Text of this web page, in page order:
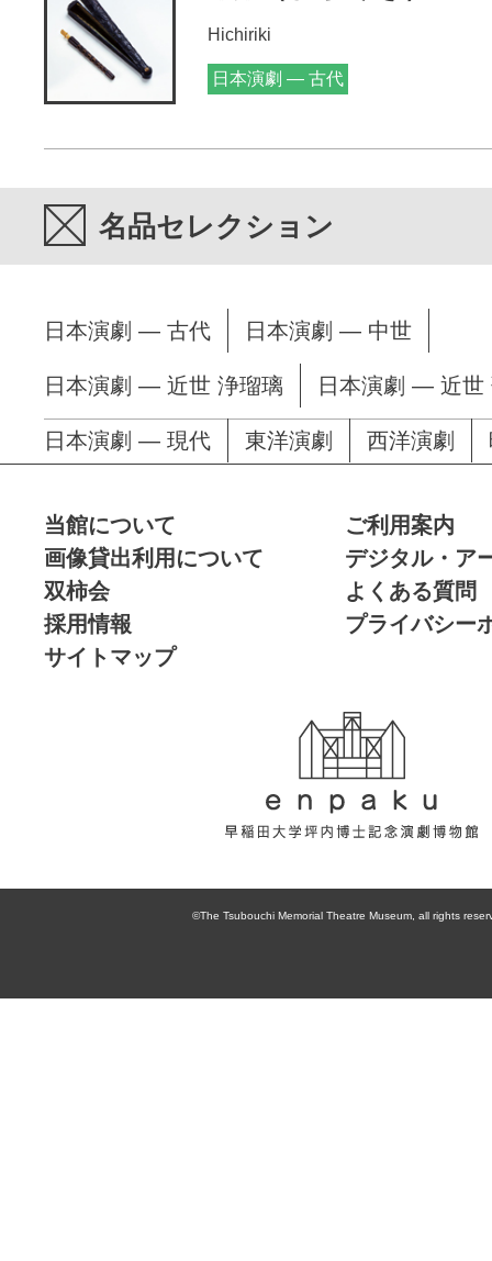
Hichiriki
日本演劇 — 古代
名品セレクション
日本演劇 — 古代 日本演劇 — 中世
日本演劇 — 近世 浄瑠璃 日本演劇 — 近世
日本演劇 — 現代 東洋演劇 西洋演劇
当館について
ご利用案内
画像貸出利用について
デジタル・ア
双柿会
よくある質問
採用情報
プライバシー
サイトマップ
大学坪内博士記
念演劇博物館
©The Tsubouchi Memorial Theatre Museum, all rights